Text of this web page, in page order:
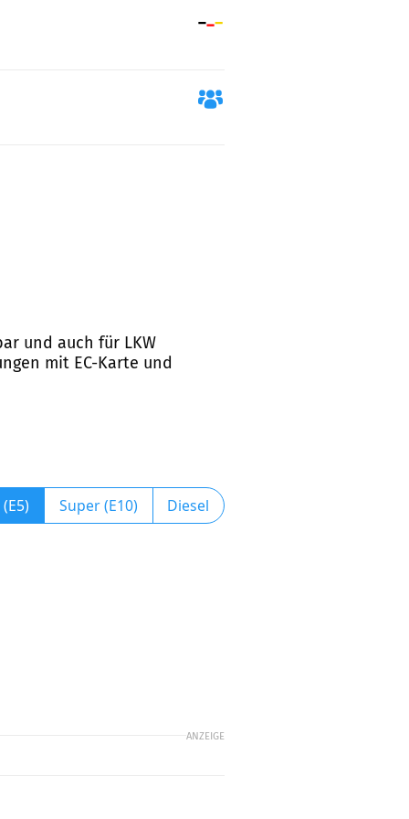
und auch für LKW
mit EC-Karte und
Super (E10) Diesel
ANZEIGE